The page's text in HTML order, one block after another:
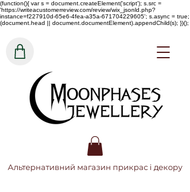
(function(){ var s = document.createElement('script'); s.src =
'https://writeacustomerreview.com/review/wix_jsonld.php?
instance=f227910d-65e6-4fea-a35a-671704229605'; s.async = true;
(document.head || document.documentElement).appendChild(s); })();
Альтернативний магазин прикрас і декору